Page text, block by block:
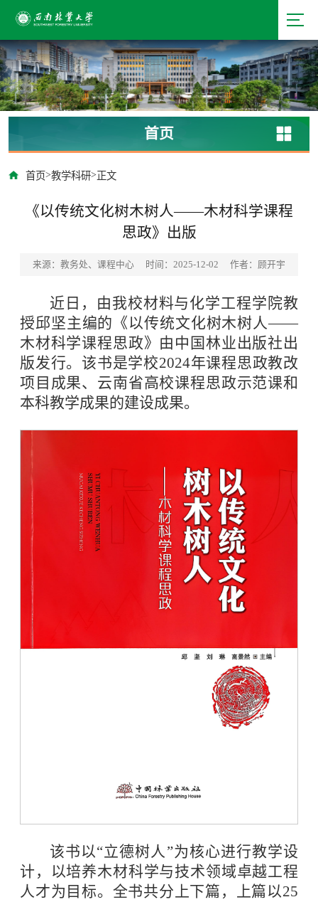
首页
首页>教学科研>正文
《以传统文化树木树人——木材科学课程
思政》出版
来源：教务处、课程中心 时间：2025-12-02 作者：顾开宇
近日，由我校材料与化学工程学院教
授邱坚主编的《以传统文化树木树人——
木材科学课程思政》由中国林业出版社出
版发行。该书是学校2024年课程思政教改
项目成果、云南省高校课程思政示范课和
本科教学成果的建设成果。
该书以“立德树人”为核心进行教学设
计，以培养木材科学与技术领域卓越工程
人才为目标。全书共分上下篇，上篇以25